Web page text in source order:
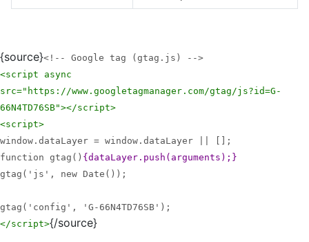
{source}<!-- Google tag (gtag.js) -->
<script async
src="https://www.googletagmanager.com/gtag/js?id=G-
66N4TD76SB"></script>
<script>
window.dataLayer = window.dataLayer || [];
function gtag() {dataLayer.push(arguments);}
gtag('js', new Date());
gtag('config', 'G-66N4TD76SB');
</script>{/source}